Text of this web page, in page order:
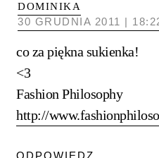
DOMINIKA
30 GRUDNIA 2011 |
co za piękna sukienka!
<3
Fashion Philosophy
http://
ODPOWIEDZ